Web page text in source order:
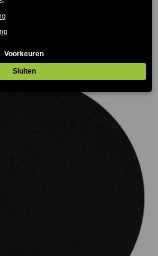
armstoel wit
(Prijs incl. btw: €75,02)
Prijsklasse: